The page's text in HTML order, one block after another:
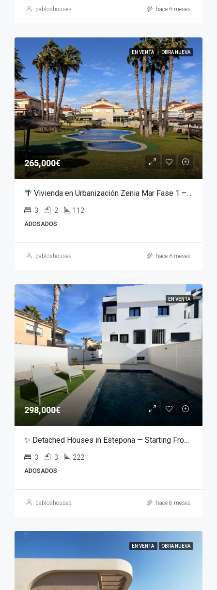
pabloshouses hace 6 meses
EN VENTA OBRA NUEVA
265,000€
🌴 Vivienda en Urbanización Zenia Mar Fase 1 – Orihuela Costa | 240.000 €
3 2 112
ADOSADOS
pabloshouses hace 6 meses
EN VENTA
298,000€
✨ Detached Houses in Estepona — Starting From €298,000 ✨
3 3 222
ADOSADOS
pabloshouses hace 8 meses
EN VENTA OBRA NUEVA